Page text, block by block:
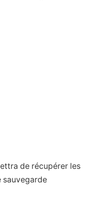
de récupérer les
sauvegarde